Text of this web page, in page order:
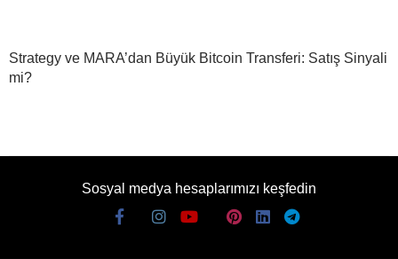
Strategy ve MARA’dan Büyük Bitcoin Transferi: Satış Sinyali
mi?
Sosyal medya hesaplarımızı keşfedin